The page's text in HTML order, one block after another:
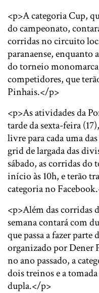
<p>A categoria Cup,
do campeonato,
corridas no circuito
paranaense, enquanto
do torneio
competidores, que
Pinhais.</p>
<p>As atividades da
tarde da sexta-feira
livre para cada uma
grid de largada das
sábado, as corridas
início às 10h, e terão
categoria no
<p>Além das corridas
semana contará com
que passa a fazer
organizado por Dener
no ano passado, a
dois treinos e a
dupla.</p>